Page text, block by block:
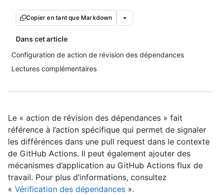
Copier en tant que Markdown
Dans cet article
Configuration de action de révision des dépendances
Lectures complémentaires
Le « action de révision des dépendances » fait
référence à l’action spécifique qui permet de signaler
les différences dans une pull request dans le contexte
de GitHub Actions. Il peut également ajouter des
mécanismes d’application au GitHub Actions flux de
travail. Pour plus d’informations, consultez
« Vérification des dépendances ».